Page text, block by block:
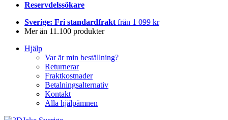
Reservdelssökare
Sverige: Fri standardfrakt från 1 099 kr
Mer än 11.100 produkter
Hjälp
Var är min beställning?
Returnerar
Fraktkostnader
Betalningsalternativ
Kontakt
Alla hjälpämnen